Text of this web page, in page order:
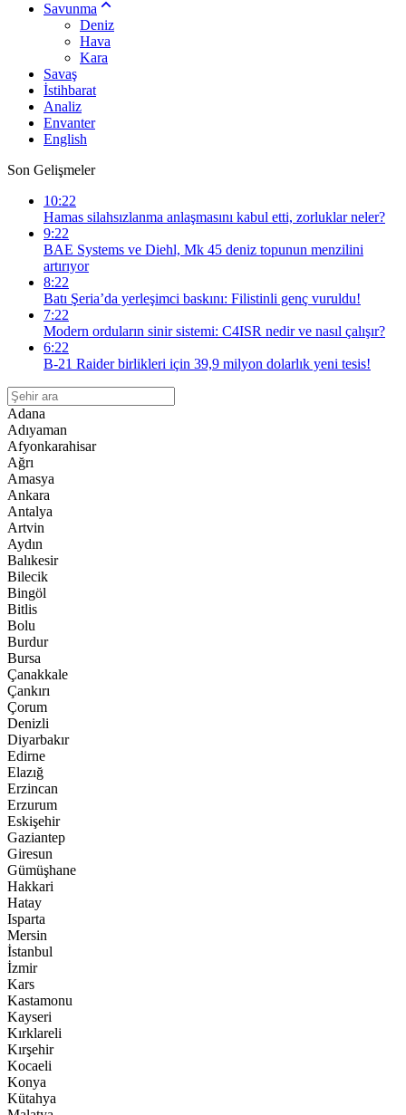
Savunma
Deniz
Hava
Kara
Savaş
İstihbarat
Analiz
Envanter
English
Son Gelişmeler
10:22
Hamas silahsızlanma anlaşmasını kabul etti, zorluklar neler?
9:22
BAE Systems ve Diehl, Mk 45 deniz topunun menzilini
artırıyor
8:22
Batı Şeria’da yerleşimci baskını: Filistinli genç vuruldu!
7:22
Modern orduların sinir sistemi: C4ISR nedir ve nasıl çalışır?
6:22
B-21 Raider birlikleri için 39,9 milyon dolarlık yeni tesis!
Adana
Adıyaman
Afyonkarahisar
Ağrı
Amasya
Ankara
Antalya
Artvin
Aydın
Balıkesir
Bilecik
Bingöl
Bitlis
Bolu
Burdur
Bursa
Çanakkale
Çankırı
Çorum
Denizli
Diyarbakır
Edirne
Elazığ
Erzincan
Erzurum
Eskişehir
Gaziantep
Giresun
Gümüşhane
Hakkari
Hatay
Isparta
Mersin
İstanbul
İzmir
Kars
Kastamonu
Kayseri
Kırklareli
Kırşehir
Kocaeli
Konya
Kütahya